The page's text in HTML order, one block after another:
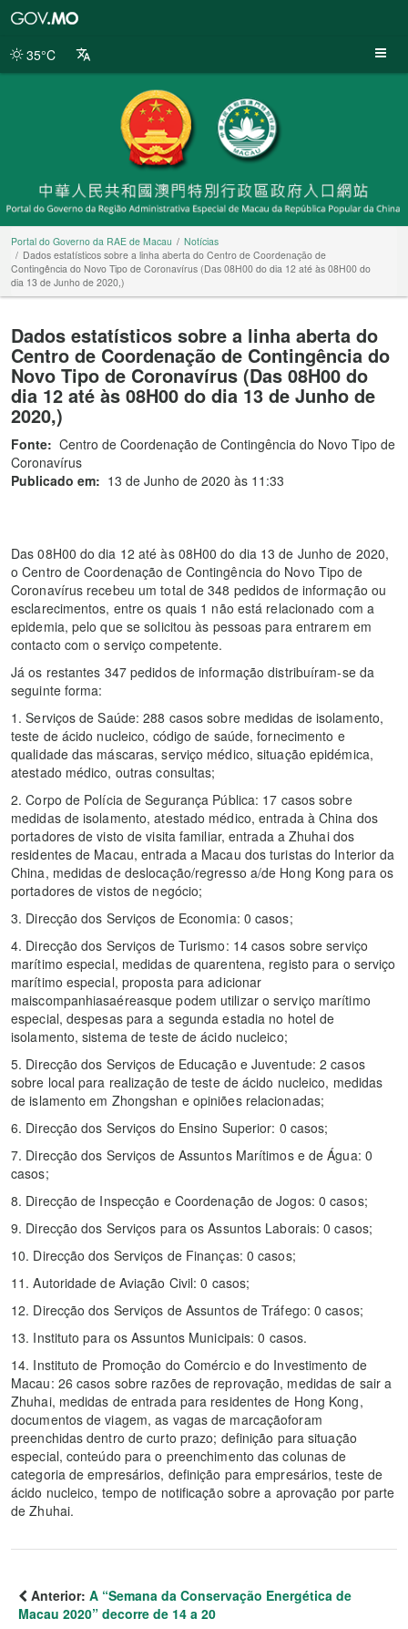
da
35°C
Portal do Governo da RAE de Macau
Notícias
Dados estatísticos sobre a linha aberta do Centro de Coordenação de
Contingência do Novo Tipo de Coronavírus (Das 08H00 do dia 12 até às 08H00 do
dia 13 de Junho de 2020,)
Dados estatísticos sobre a linha aberta do
Centro de Coordenação de Contingência do
Novo Tipo de Coronavírus (Das 08H00 do
dia 12 até às 08H00 do dia 13 de Junho de
2020,)
Fonte: Centro de Coordenação de Contingência do Novo Tipo de
Coronavírus
Publicado em: 13 de Junho de 2020 às 11:33
Das 08H00 do dia 12 até às 08H00 do dia 13 de Junho de 2020,
o Centro de Coordenação de Contingência do Novo Tipo de
Coronavírus recebeu um total de 348 pedidos de informação ou
esclarecimentos, entre os quais 1 não está relacionado com a
epidemia, pelo que se solicitou às pessoas para entrarem em
contacto com o serviço competente.
Já os restantes 347 pedidos de informação distribuíram-se da
seguinte forma:
1. Serviços de Saúde: 288 casos sobre medidas de isolamento,
teste de ácido nucleico, código de saúde, fornecimento e
qualidade das máscaras, serviço médico, situação epidémica,
atestado médico, outras consultas;
2. Corpo de Polícia de Segurança Pública: 17 casos sobre
medidas de isolamento, atestado médico, entrada à China dos
portadores de visto de visita familiar, entrada a Zhuhai dos
residentes de Macau, entrada a Macau dos turistas do Interior da
China, medidas de deslocação/regresso a/de Hong Kong para os
portadores de vistos de negócio;
3. Direcção dos Serviços de Economia: 0 casos;
4. Direcção dos Serviços de Turismo: 14 casos sobre serviço
marítimo especial, medidas de quarentena, registo para o serviço
marítimo especial, proposta para adicionar
maiscompanhiasaéreasque podem utilizar o serviço marítimo
especial, despesas para a segunda estadia no hotel de
isolamento, sistema de teste de ácido nucleico;
5. Direcção dos Serviços de Educação e Juventude: 2 casos
sobre local para realização de teste de ácido nucleico, medidas
de islamento em Zhongshan e opiniões relacionadas;
6. Direcção dos Serviços do Ensino Superior: 0 casos;
7. Direcção dos Serviços de Assuntos Marítimos e de Água: 0
casos;
8. Direcção de Inspecção e Coordenação de Jogos: 0 casos;
9. Direcção dos Serviços para os Assuntos Laborais: 0 casos;
10. Direcção dos Serviços de Finanças: 0 casos;
11. Autoridade de Aviação Civil: 0 casos;
12. Direcção dos Serviços de Assuntos de Tráfego: 0 casos;
13. Instituto para os Assuntos Municipais: 0 casos.
14. Instituto de Promoção do Comércio e do Investimento de
Macau: 26 casos sobre razões de reprovação, medidas de sair a
Zhuhai, medidas de entrada para residentes de Hong Kong,
documentos de viagem, as vagas de marcaçãoforam
preenchidas dentro de curto prazo; definição para situação
especial, conteúdo para o preenchimento das colunas de
categoria de empresários, definição para empresários, teste de
ácido nucleico, tempo de notificação sobre a aprovação por parte
de Zhuhai.
Anterior: A “Semana da Conservação Energética de
Macau 2020” decorre de 14 a 20